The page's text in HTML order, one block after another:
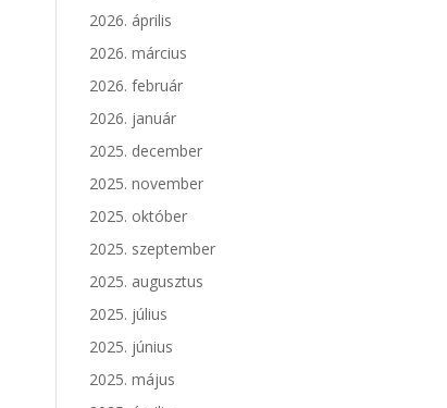
2026. április
2026. március
2026. február
2026. január
2025. december
2025. november
2025. október
2025. szeptember
2025. augusztus
2025. július
2025. június
2025. május